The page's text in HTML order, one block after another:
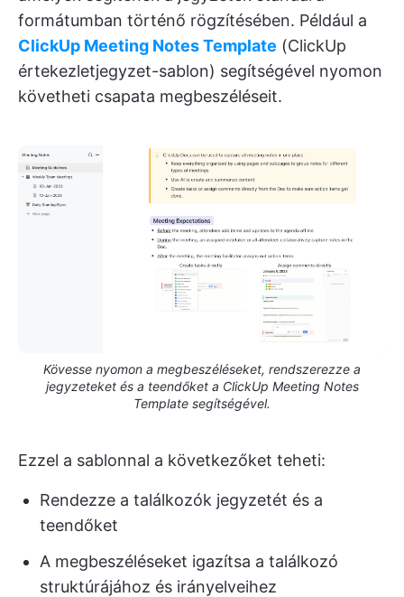
formátumban történő rögzítésében. Például a
ClickUp Meeting Notes Template (ClickUp
értekezletjegyzet-sablon) segítségével nyomon
követheti csapata megbeszéléseit.
Kövesse nyomon a megbeszéléseket, rendszerezze a
jegyzeteket és a teendőket a ClickUp Meeting Notes
Template segítségével.
Ezzel a sablonnal a következőket teheti:
Rendezze a találkozók jegyzetét és a
teendőket
A megbeszéléseket igazítsa a találkozó
struktúrájához és irányelveihez